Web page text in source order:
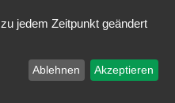
jedem Zeitpunkt geändert
Ablehnen Akzeptieren